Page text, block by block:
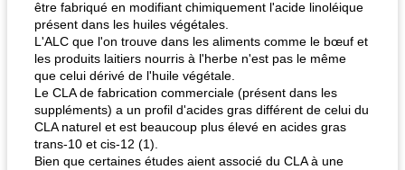
être fabriqué en modifiant chimiquement l'acide linoléique
présent dans les huiles végétales.
L'ALC que l'on trouve dans les aliments comme le bœuf et
les produits laitiers nourris à l'herbe n'est pas le même
que celui dérivé de l'huile végétale.
Le CLA de fabrication commerciale (présent dans les
suppléments) a un profil d'acides gras différent de celui du
CLA naturel et est beaucoup plus élevé en acides gras
trans-10 et cis-12 (1).
Bien que certaines études aient associé du CLA à une